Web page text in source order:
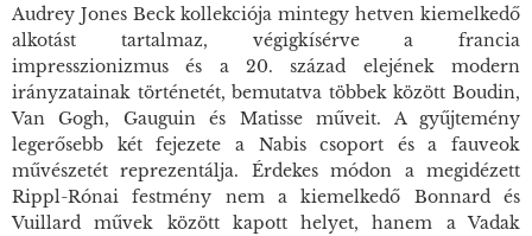
Audrey Jones Beck kollekciója mintegy hetven kiemelkedő
alkotást tartalmaz, végigkísérve a francia
impresszionizmus és a 20. század elejének modern
irányzatainak történetét, bemutatva többek között Boudin,
Van Gogh, Gauguin és Matisse műveit. A gyűjtemény
legerősebb két fejezete a Nabis csoport és a fauveok
művészetét reprezentálja. Érdekes módon a megidézett
Rippl-Rónai festmény nem a kiemelkedő Bonnard és
Vuillard művek között kapott helyet, hanem a Vadak